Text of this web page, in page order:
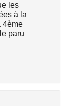
les
à la
4ème
paru